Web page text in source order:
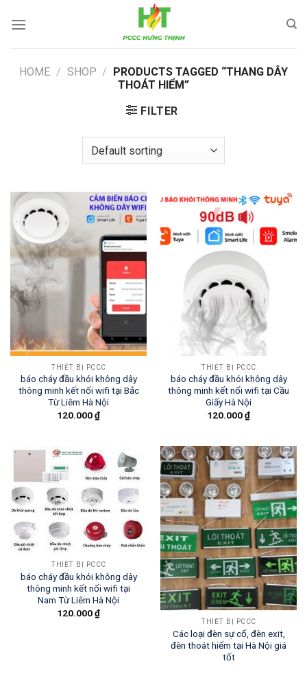
HOME / SHOP / PRODUCTS TAGGED “THANG DÂY
THOÁT HIỂM”
FILTER
THIẾT BỊ PCCC
báo cháy đầu khói không dây
thông minh kết nối wifi tại Bắc
Từ Liêm Hà Nội
120.000₫
THIẾT BỊ PCCC
báo cháy đầu khói không dây
thông minh kết nối wifi tại Cầu
Giấy Hà Nội
120.000₫
THIẾT BỊ PCCC
báo cháy đầu khói không dây
thông minh kết nối wifi tại
Nam Từ Liêm Hà Nội
120.000₫
THIẾT BỊ PCCC
Các loại đèn sự cố, đèn exit,
đèn thoát hiểm tại Hà Nội giá
tốt